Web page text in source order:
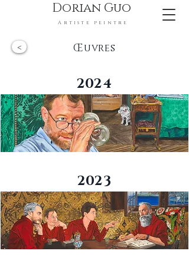
Dorian Guo
Artiste peintre
Œuvres
<
2024
2023